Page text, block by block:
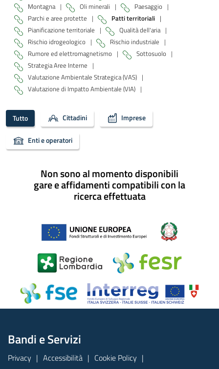
Montagna | Oli minerali | Paesaggio |
Parchi e aree protette | Patti territoriali |
Pianificazione territoriale | Qualità dell'aria |
Rischio idrogeologico | Rischio industriale |
Rumore ed elettromagnetismo | Sottosuolo |
Strategia Aree Interne |
Valutazione Ambientale Strategica (VAS) |
Valutazione di Impatto Ambientale (VIA) |
Tutto Cittadini Imprese
Enti e operatori
Non sono al momento disponibili
gare e affidamenti compatibili con la
ricerca effettuata
Bandi e Servizi
Privacy Accessibilità
Cookie Policy